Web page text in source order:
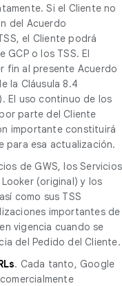
Si el Cliente no
del Acuerdo
el Cliente podrá
GCP o los TSS. El
fin al presente Acuerdo
la Cláusula 8.4
El uso continuo de los
parte del Cliente
importante constituirá
para esa actualización.
de GWS, los Servicios
(original) y los
como sus TSS
importantes de
vigencia cuando se
del Pedido del Cliente.
. Cada tanto, Google